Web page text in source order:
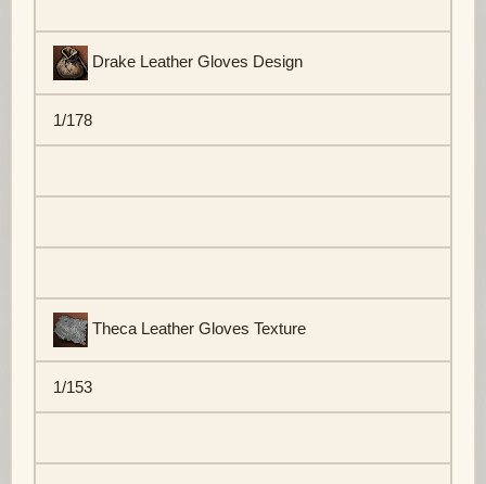
Drake Leather Gloves Design
1/178
Theca Leather Gloves Texture
1/153